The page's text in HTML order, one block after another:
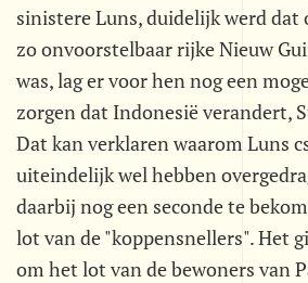
sinistere Luns, duidelijk werd dat
zo onvoorstelbaar rijke Nieuw
was, lag er voor hen nog een
zorgen dat Indonesië verandert,
Dat kan verklaren waarom Luns
uiteindelijk wel hebben
daarbij nog een seconde te
lot van de "koppensnellers". Het
om het lot van de bewoners van